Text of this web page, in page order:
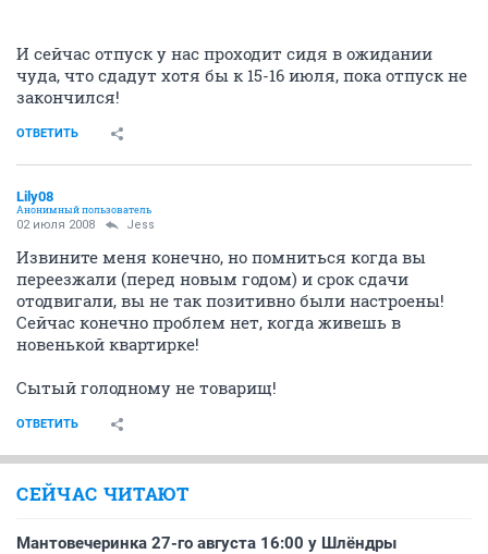
И сейчас отпуск у нас проходит сидя в ожидании
чуда, что сдадут хотя бы к 15-16 июля, пока отпуск не
закончился!
ОТВЕТИТЬ
Lily08
Анонимный пользователь
02 июля 2008 Jess
Извините меня конечно, но помниться когда вы
переезжали (перед новым годом) и срок сдачи
отодвигали, вы не так позитивно были настроены!
Сейчас конечно проблем нет, когда живешь в
новенькой квартирке!
Сытый голодному не товарищ!
ОТВЕТИТЬ
СЕЙЧАС ЧИТАЮТ
Мантовечеринка 27-го августа 16:00 у Шлёндры